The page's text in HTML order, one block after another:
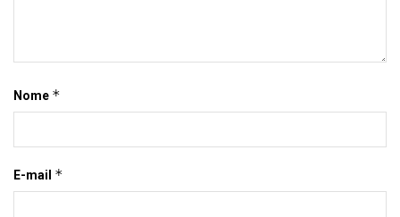
Nome *
E-mail *